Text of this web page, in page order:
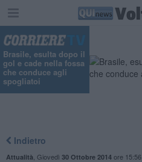
Brasile, esulta dopo il
gol e cade nella fossa
che conduce agli
spogliatoi
Indietro
Attualità Giovedì 30 Ottobre 2014ore 15:56